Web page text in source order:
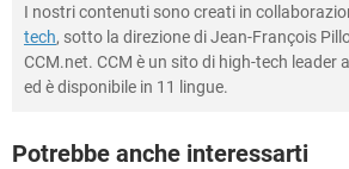
I nostri contenuti sono creati in
tech, sotto la direzione di Jean-François
CCM.net. CCM è un sito di high-tech leader
ed è disponibile in 11 lingue.
Potrebbe anche interessarti